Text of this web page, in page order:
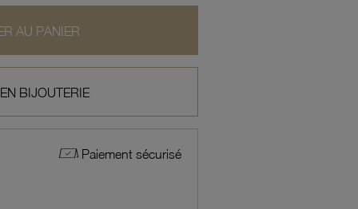
AU PANIER
BIJOUTERIE
Paiement sécurisé